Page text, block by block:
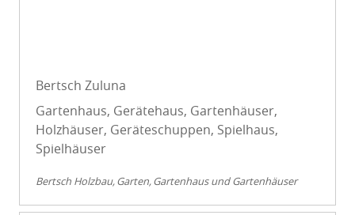
Bertsch Zuluna
Gartenhaus, Gerätehaus, Gartenhäuser,
Holzhäuser, Geräteschuppen, Spielhaus,
Spielhäuser
Bertsch Holzbau Garten Gartenhaus und Gartenhäuser